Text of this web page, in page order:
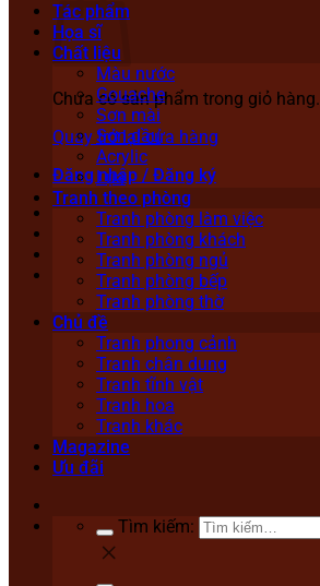
Chưa có sản phẩm trong giỏ hàng.
Quay trở lại cửa hàng
Đăng nhập / Đăng ký
Tác phẩm
Họa sĩ
Chất liệu
Màu nước
Gouache
Sơn mài
Sơn dầu
Acrylic
Lụa
Tranh theo phòng
Tranh phòng làm việc
Tranh phòng khách
Tranh phòng ngủ
Tranh phòng bếp
Tranh phòng thờ
Chủ đề
Tranh phong cảnh
Tranh chân dung
Tranh tĩnh vật
Tranh hoa
Tranh khác
Magazine
Ưu đãi
Tìm kiếm: